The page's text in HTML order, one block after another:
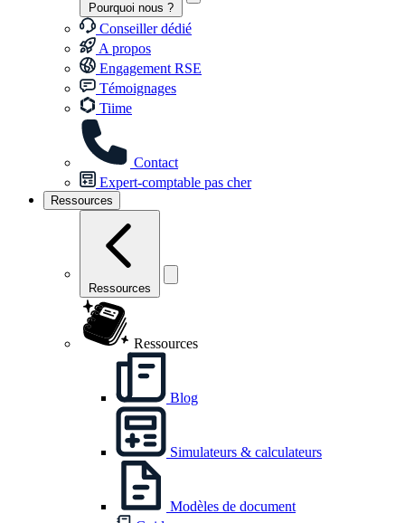
Pourquoi nous ?
Conseiller dédié
A propos
Engagement RSE
Témoignages
Tiime
Contact
Expert-comptable pas cher
Ressources
Ressources
Ressources
Blog
Simulateurs & calculateurs
Modèles de document